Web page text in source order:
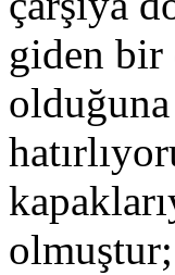
giden bir